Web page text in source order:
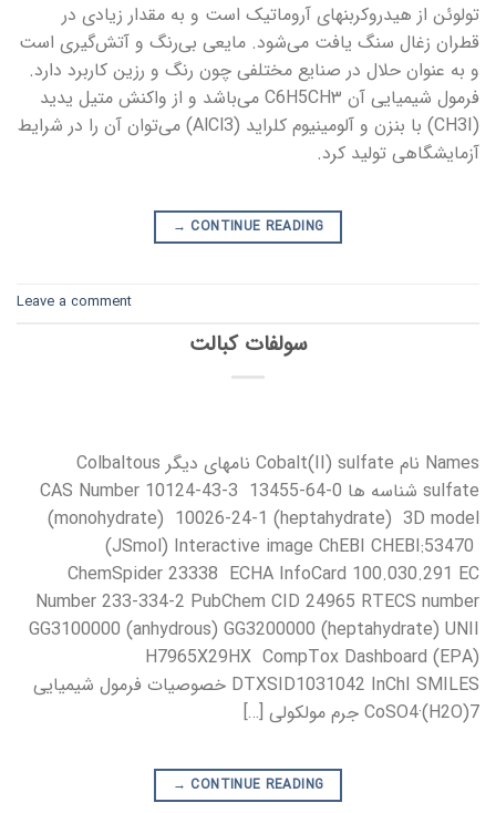
تولوئن از هیدروکربنهای آروماتیک است و به مقدار زیادی در
قطران زغال سنگ یافت می‌شود. مایعی بی‌رنگ و آتش‌گیری است
و به عنوان حلال در صنایع مختلفی چون رنگ و رزین کاربرد دارد.
فرمول شیمیایی آن C6H5CH۳ می‌باشد و از واکنش متیل یدید
(CH3I) با بنزن و آلومینیوم کلراید (AlCl3) می‌توان آن را در شرایط
آزمایشگاهی تولید کرد.
CONTINUE READING
→
Leave a comment
سولفات کبالت
Names نام Cobalt(II) sulfate نامهای دیگر Colbaltous
sulfate شناسه ها CAS Number 10124-43-3 13455-64-0
(monohydrate) 10026-24-1 (heptahydrate) 3D model
(JSmol) Interactive image ChEBI CHEBI:53470
ChemSpider 23338 ECHA InfoCard 100.030.291 EC
Number 233-334-2 PubChem CID 24965 RTECS number
GG3100000 (anhydrous) GG3200000 (heptahydrate) UNII
H7965X29HX CompTox Dashboard (EPA)
DTXSID1031042 InChI SMILES خصوصیات فرمول شیمیایی
CoSO4·(H2O)7 جرم مولکولی […]
CONTINUE READING
→